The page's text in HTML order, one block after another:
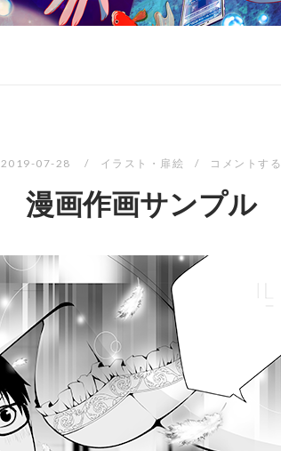
2019-07-28 イラスト・扉絵 コメントする
漫画作画サンプル